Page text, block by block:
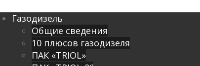
Газодизель
Общие сведения
10 плюсов газодизеля
ПАК «TRIOL»